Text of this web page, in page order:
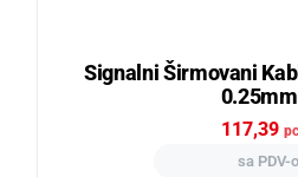
Signalni Širmovani
117,39
sa PDV-